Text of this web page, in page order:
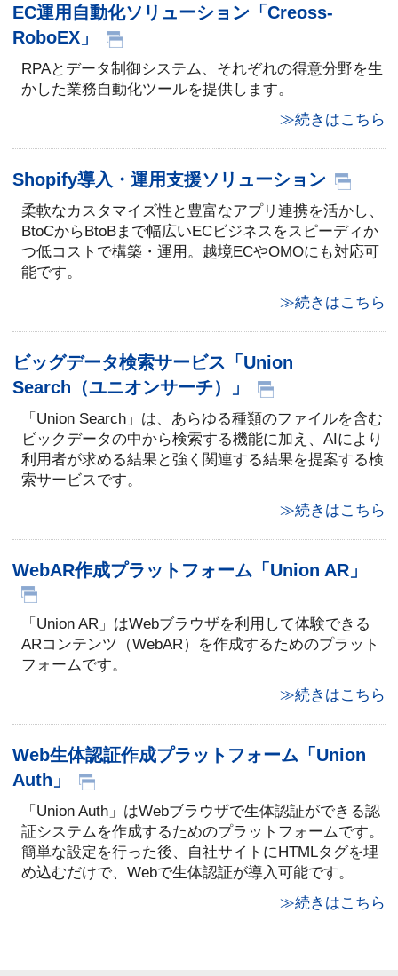
EC運用自動化ソリューション「Creoss-
RoboEX」
RPAとデータ制御システム、それぞれの得意分野を生
かした業務自動化ツールを提供します。
≫続きはこちら
Shopify導入・運用支援ソリューション
柔軟なカスタマイズ性と豊富なアプリ連携を活かし、
BtoCからBtoBまで幅広いECビジネスをスピーディか
つ低コストで構築・運用。越境ECやOMOにも対応可
能です。
≫続きはこちら
ビッグデータ検索サービス「Union
Search（ユニオンサーチ）」
「Union Search」は、あらゆる種類のファイルを含む
ビックデータの中から検索する機能に加え、AIにより
利用者が求める結果と強く関連する結果を提案する検
索サービスです。
≫続きはこちら
WebAR作成プラットフォーム「Union AR」
「Union AR」はWebブラウザを利用して体験できる
ARコンテンツ（WebAR）を作成するためのプラット
フォームです。
≫続きはこちら
Web生体認証作成プラットフォーム「Union
Auth」
「Union Auth」はWebブラウザで生体認証ができる認
証システムを作成するためのプラットフォームです。
簡単な設定を行った後、自社サイトにHTMLタグを埋
め込むだけで、Webで生体認証が導入可能です。
≫続きはこちら